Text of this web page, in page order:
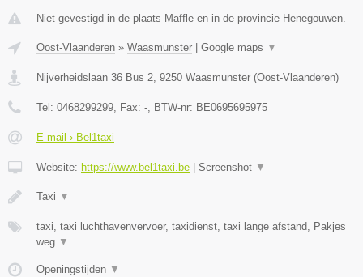
Niet gevestigd in de plaats Maffle en in de provincie Henegouwen.
Oost-Vlaanderen » Waasmunster Google maps ▼
Nijverheidslaan 36 Bus 2, 9250 Waasmunster (Oost-Vlaanderen)
Tel: 0468299299, Fax: -, BTW-nr: BE0695695975
E-mail › Bel1taxi
Website: https://www.bel1taxi.be Screenshot ▼
Taxi ▼
taxi, taxi luchthavenvervoer, taxidienst, taxi lange afstand, Pakjes
weg ▼
Openingstijden ▼